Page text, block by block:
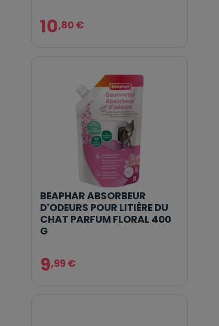
10,80 €
BEAPHAR ABSORBEUR
D'ODEURS POUR LITIÈRE DU
CHAT PARFUM FLORAL 400
G
9,99 €